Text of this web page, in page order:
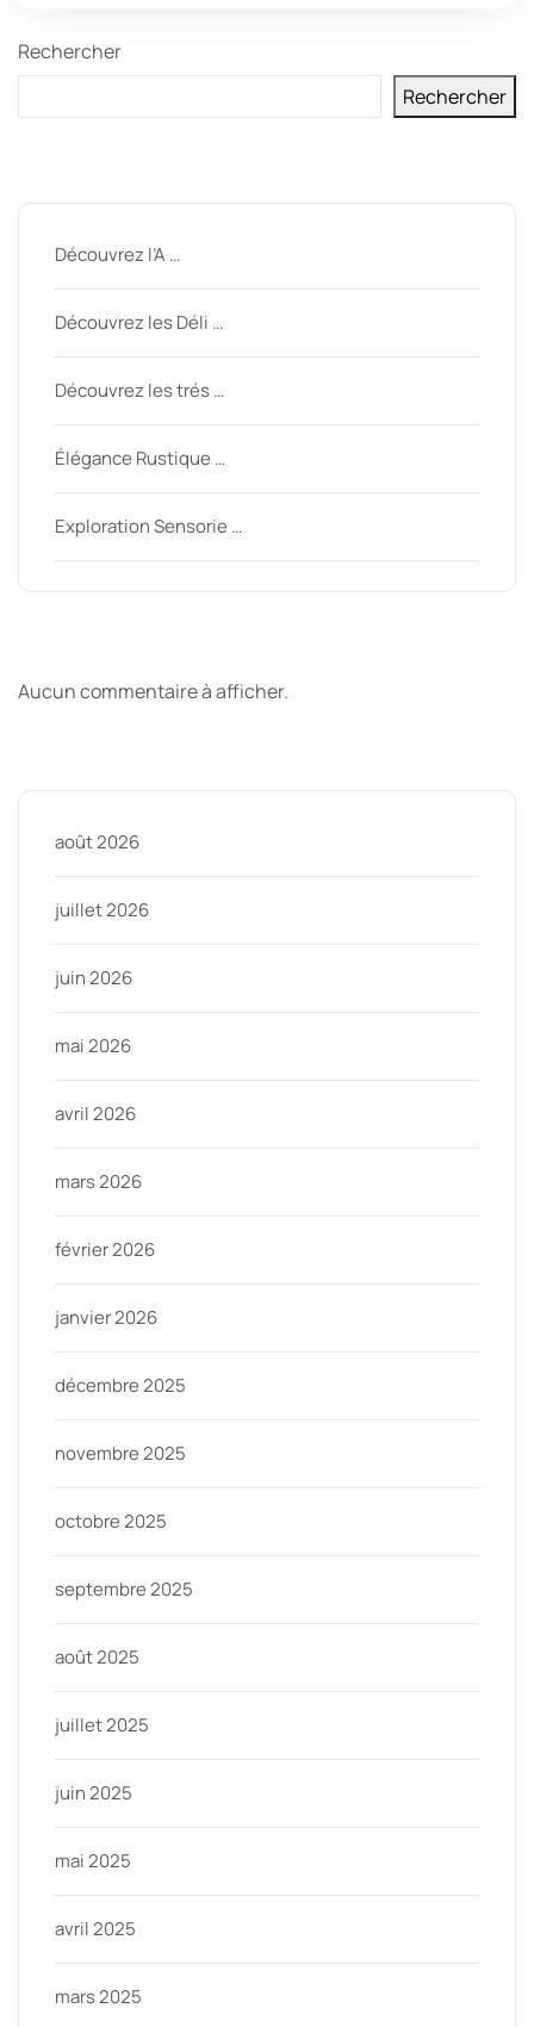
Rechercher
Rechercher
Découvrez l’A …
Découvrez les Déli …
Découvrez les trés …
Élégance Rustique …
Exploration Sensorie …
Aucun commentaire à afficher.
août 2026
juillet 2026
juin 2026
mai 2026
avril 2026
mars 2026
février 2026
janvier 2026
décembre 2025
novembre 2025
octobre 2025
septembre 2025
août 2025
juillet 2025
juin 2025
mai 2025
avril 2025
mars 2025